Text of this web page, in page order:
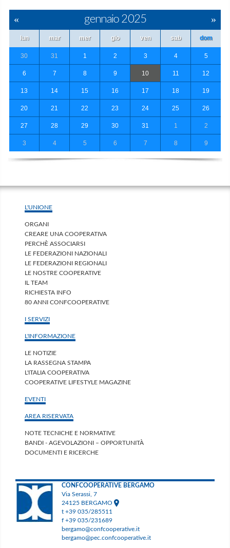
« gennaio 2025 »
lun mar mer gio ven sab dom
30 31 1 2 3 4 5
6 7 8 9 10 11 12
13 14 15 16 17 18 19
20 21 22 23 24 25 26
27 28 29 30 31 1 2
3 4 5 6 7 8 9
L'UNIONE
ORGANI
CREARE UNA COOPERATIVA
PERCHÈ ASSOCIARSI
LE FEDERAZIONI NAZIONALI
LE FEDERAZIONI REGIONALI
LE NOSTRE COOPERATIVE
IL TEAM
RICHIESTA INFO
80 ANNI CONFCOOPERATIVE
I SERVIZI
L'INFORMAZIONE
LE NOTIZIE
LA RASSEGNA STAMPA
L'ITALIA COOPERATIVA
COOPERATIVE LIFESTYLE MAGAZINE
EVENTI
AREA RISERVATA
NOTE TECNICHE E NORMATIVE
BANDI - AGEVOLAZIONI – OPPORTUNITÀ
DOCUMENTI E RICERCHE
CONFCOOPERATIVE BERGAMO
Via Serassi, 7
24125 BERGAMO
t +39 035/285511
f +39 035/231689
bergamo@confcooperative.it
bergamo@pec.confcooperative.it